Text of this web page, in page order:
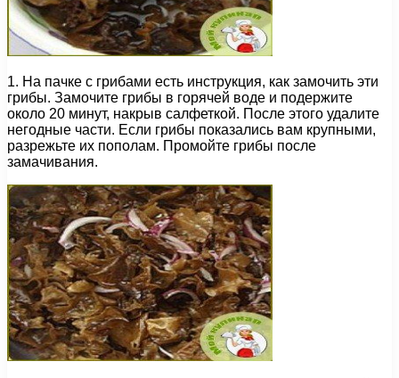
1. На пачке с грибами есть инструкция, как замочить эти
грибы. Замочите грибы в горячей воде и подержите
около 20 минут, накрыв салфеткой. После этого удалите
негодные части. Если грибы показались вам крупными,
разрежьте их пополам. Промойте грибы после
замачивания.